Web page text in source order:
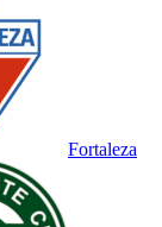
Fortaleza